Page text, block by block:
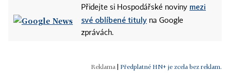
Přidejte si Hospodářské noviny mezi
své oblíbené tituly na Google
zprávách.
Předplatné HN+ je zcela bez reklam.